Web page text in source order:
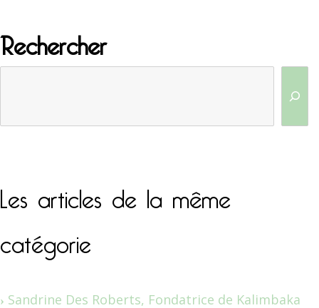
Rechercher
Les articles de la même
catégorie
Sandrine Des Roberts, Fondatrice de Kalimbaka